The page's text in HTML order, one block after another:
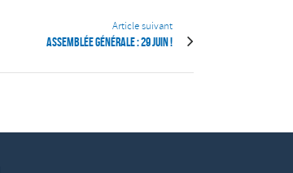
Article suivant
Assemblée Générale : 29 Juin !